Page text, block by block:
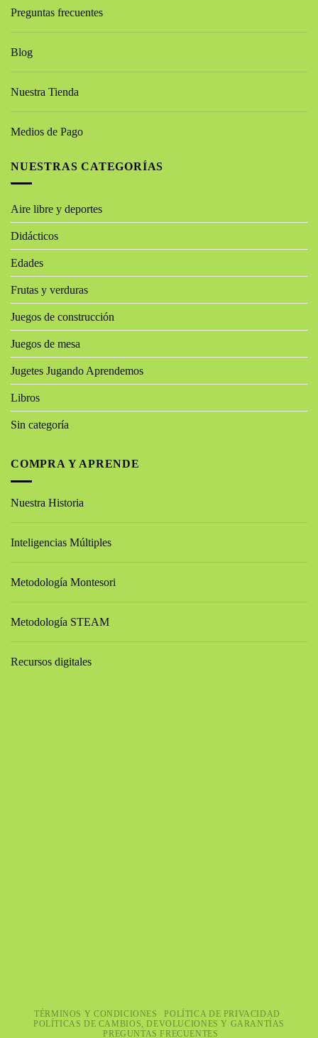
Preguntas frecuentes
Blog
Nuestra Tienda
Medios de Pago
NUESTRAS CATEGORÍAS
Aire libre y deportes
Didácticos
Edades
Frutas y verduras
Juegos de construcción
Juegos de mesa
Jugetes Jugando Aprendemos
Libros
Sin categoría
COMPRA Y APRENDE
Nuestra Historia
Inteligencias Múltiples
Metodología Montesori
Metodología STEAM
Recursos digitales
TÉRMINOS Y CONDICIONES
POLÍTICA DE PRIVACIDAD
POLÍTICAS DE CAMBIOS, DEVOLUCIONES Y GARANTÍAS
PREGUNTAS FRECUENTES